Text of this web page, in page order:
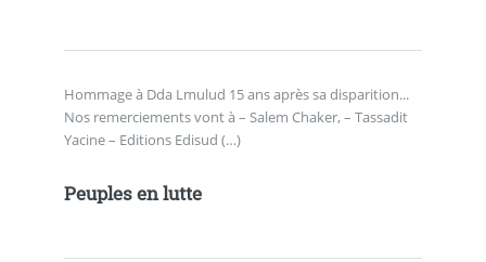
Hommage à Dda Lmulud 15 ans après sa disparition...
Nos remerciements vont à – Salem Chaker, – Tassadit
Yacine – Editions Edisud (…)
Peuples en lutte